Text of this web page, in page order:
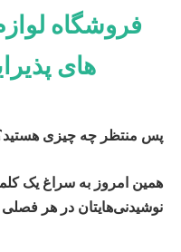
فروشگاه
های
پس منتظر چه چیزی
همین امروز به سراغ یک
نوشیدنی‌هایتان در هر